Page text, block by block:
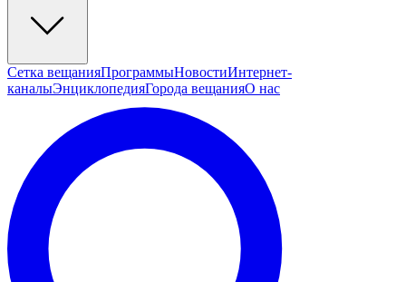
Сетка вещанияПрограммыНовостиИнтернет-
каналыЭнциклопедияГорода вещанияО нас